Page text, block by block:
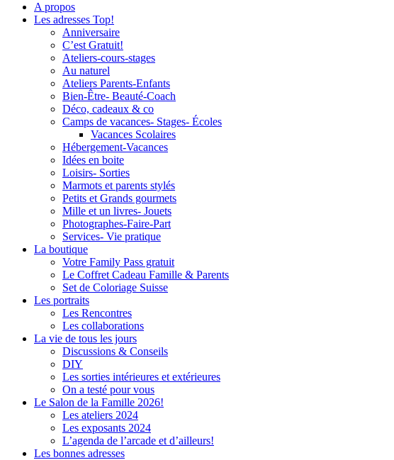
A propos
Les adresses Top!
Anniversaire
C’est Gratuit!
Ateliers-cours-stages
Au naturel
Ateliers Parents-Enfants
Bien-Être- Beauté-Coach
Déco, cadeaux & co
Camps de vacances- Stages- Écoles
Vacances Scolaires
Hébergement-Vacances
Idées en boite
Loisirs- Sorties
Marmots et parents stylés
Petits et Grands gourmets
Mille et un livres- Jouets
Photographes-Faire-Part
Services- Vie pratique
La boutique
Votre Family Pass gratuit
Le Coffret Cadeau Famille & Parents
Set de Coloriage Suisse
Les portraits
Les Rencontres
Les collaborations
La vie de tous les jours
Discussions & Conseils
DIY
Les sorties intérieures et extérieures
On a testé pour vous
Le Salon de la Famille 2026!
Les ateliers 2024
Les exposants 2024
L’agenda de l’arcade et d’ailleurs!
Les bonnes adresses